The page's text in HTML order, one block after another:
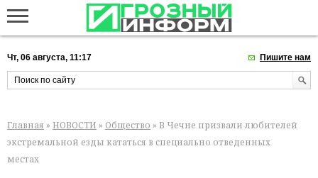
Чт, 06 августа, 11:17 Пишите нам
Главная » НОВОСТИ » Общество » В Чечне призвали любителей
экстремальной езды кататься в специально отведенных
местах